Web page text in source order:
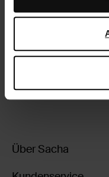
Darüber hinaus
darüber, wie Google
verwendet, finden Sie
Lieferung &
zurückgehen
Über Sacha